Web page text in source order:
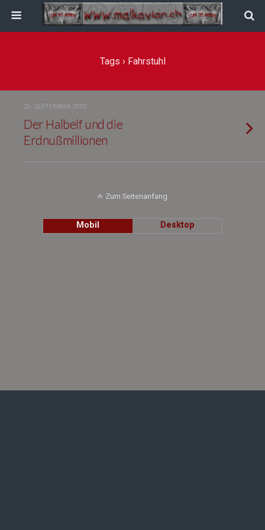
Tags › Fahrstuhl
26. SEPTEMBER 2010
Der Halbelf und die
Erdnußmillionen
Zum Seitenanfang
Mobil Desktop